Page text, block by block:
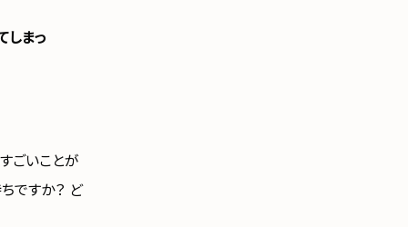
しまっ
ごいことが
ですか？ ど